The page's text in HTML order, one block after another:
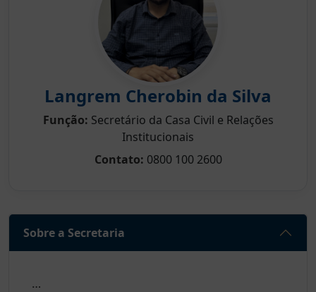
Langrem Cherobin da Silva
Função: Secretário da Casa Civil e Relações
Institucionais
Contato: 0800 100 2600
Sobre a Secretaria
…